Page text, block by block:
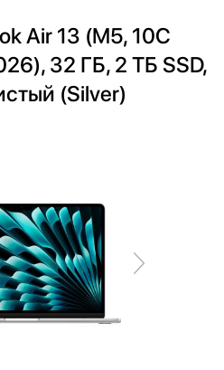
Air 13 (M5, 10C
32 ГБ, 2 ТБ SSD,
(Silver)